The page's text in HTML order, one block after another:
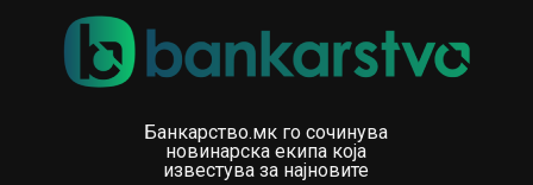
Банкарство.мк го сочинува
новинарска екипа која
известува за најновите